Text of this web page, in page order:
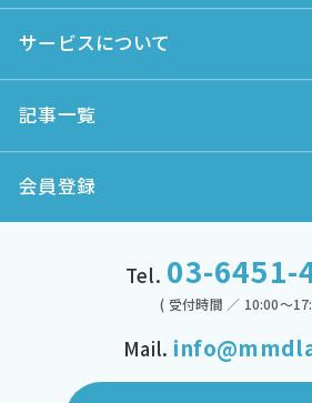
サービスについて
記事一覧
会員登録
Tel. 03-6451-
( 受付時間 ／ 10:00～
Mail.